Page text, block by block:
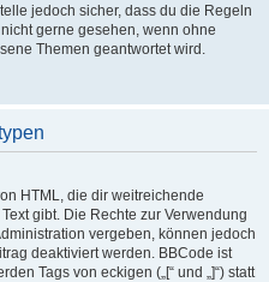
jedoch sicher, dass du die Regeln
gerne gesehen, wenn ohne
Themen geantwortet wird.
HTML, die dir weitreichende
gibt. Die Rechte zur Verwendung
vergeben, können jedoch
deaktiviert werden. BBCode ist
Tags von eckigen („[“ und „]“) statt